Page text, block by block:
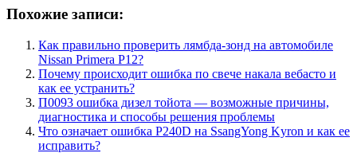
Похожие записи:
Как правильно проверить лямбда-зонд на автомобиле
Nissan Primera P12?
Почему происходит ошибка по свече накала вебасто и
как ее устранить?
П0093 ошибка дизел тойота — возможные причины,
диагностика и способы решения проблемы
Что означает ошибка P240D на SsangYong Kyron и как ее
исправить?